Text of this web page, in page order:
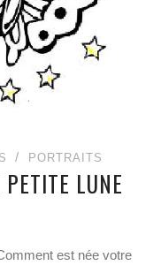
PORTRAITS
PETITE LUNE
est née votre